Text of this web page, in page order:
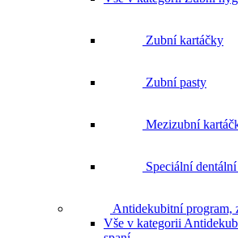
Vše v kategorii
spaní